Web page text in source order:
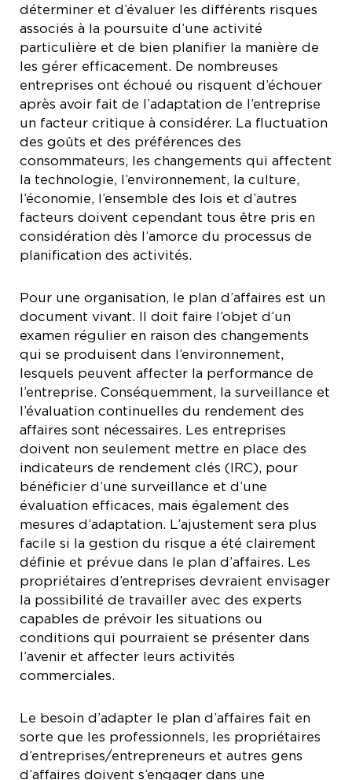
déterminer et d’évaluer les différents risques
associés à la poursuite d’une activité
particulière et de bien planifier la manière de
les gérer efficacement. De nombreuses
entreprises ont échoué ou risquent d’échouer
après avoir fait de l’adaptation de l’entreprise
un facteur critique à considérer. La fluctuation
des goûts et des préférences des
consommateurs, les changements qui affectent
la technologie, l’environnement, la culture,
l’économie, l’ensemble des lois et d’autres
facteurs doivent cependant tous être pris en
considération dès l’amorce du processus de
planification des activités.
Pour une organisation, le plan d’affaires est un
document vivant. Il doit faire l’objet d’un
examen régulier en raison des changements
qui se produisent dans l’environnement,
lesquels peuvent affecter la performance de
l’entreprise. Conséquemment, la surveillance et
l’évaluation continuelles du rendement des
affaires sont nécessaires. Les entreprises
doivent non seulement mettre en place des
indicateurs de rendement clés (IRC), pour
bénéficier d’une surveillance et d’une
évaluation efficaces, mais également des
mesures d’adaptation. L’ajustement sera plus
facile si la gestion du risque a été clairement
définie et prévue dans le plan d’affaires. Les
propriétaires d’entreprises devraient envisager
la possibilité de travailler avec des experts
capables de prévoir les situations ou
conditions qui pourraient se présenter dans
l’avenir et affecter leurs activités
commerciales.
Le besoin d’adapter le plan d’affaires fait en
sorte que les professionnels, les propriétaires
d’entreprises/entrepreneurs et autres gens
d’affaires doivent s’engager dans une